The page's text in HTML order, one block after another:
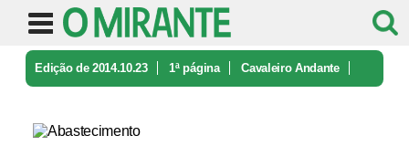
Edição de 2014.10.23 1ª página Cavaleiro Andante